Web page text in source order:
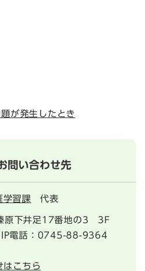
が発生したとき
問い合わせ先
学習課 代表
原下井足17番地の3 3F
電話：0745-88-9364
はこちら